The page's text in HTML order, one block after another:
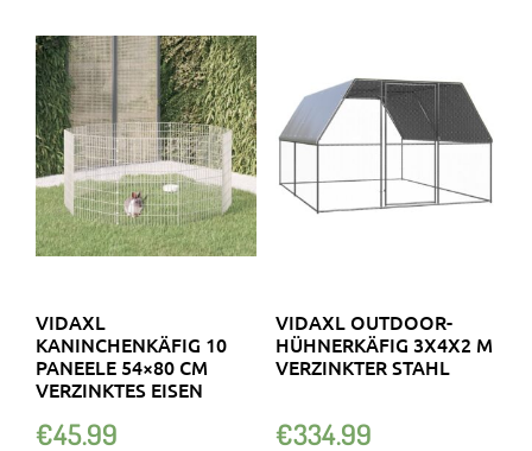
VIDAXL
KANINCHENKÄFIG 10
PANEELE 54×80 CM
VERZINKTES EISEN
€45.99
VIDAXL OUTDOOR-
HÜHNERKÄFIG 3X4X2 M
VERZINKTER STAHL
€334.99